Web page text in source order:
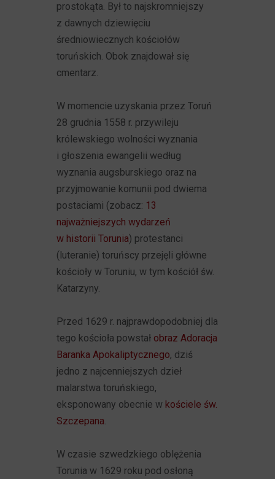
prostokąta. Był to najskromniejszy
z dawnych dziewięciu
średniowiecznych kościołów
toruńskich. Obok znajdował się
cmentarz.
W momencie uzyskania przez Toruń
28 grudnia 1558 r. przywileju
królewskiego wolności wyznania
i głoszenia ewangelii według
wyznania augsburskiego oraz na
przyjmowanie komunii pod dwiema
postaciami (zobacz: 13
najważniejszych wydarzeń
w historii Torunia) protestanci
(luteranie) toruńscy przejęli główne
kościoły w Toruniu, w tym kościół św.
Katarzyny.
Przed 1629 r. najprawdopodobniej dla
tego kościoła powstał obraz Adoracja
Baranka Apokaliptycznego, dziś
jedno z najcenniejszych dzieł
malarstwa toruńskiego,
eksponowany obecnie w kościele św.
Szczepana.
W czasie szwedzkiego oblężenia
Torunia w 1629 roku pod osłoną